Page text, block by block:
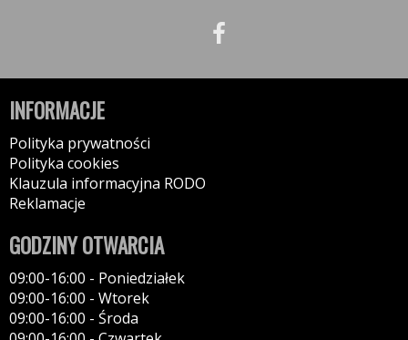
INFORMACJE
Polityka prywatności
Polityka cookies
Klauzula informacyjna RODO
Reklamacje
GODZINY OTWARCIA
09:00-16:00 - Poniedziałek
09:00-16:00 - Wtorek
09:00-16:00 - Środa